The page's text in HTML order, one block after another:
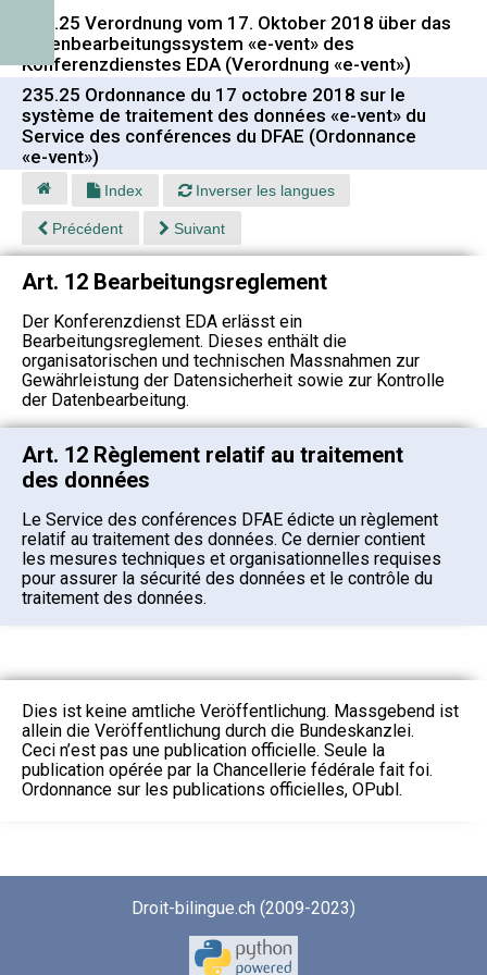
235.25 Verordnung vom 17. Oktober 2018 über das
Datenbearbeitungssystem «e-vent» des
Konferenzdienstes EDA (Verordnung «e-vent»)
235.25 Ordonnance du 17 octobre 2018 sur le
système de traitement des données «e-vent» du
Service des conférences du DFAE (Ordonnance
«e-vent»)
Index Inverser les langues
Précédent Suivant
Art. 12 Bearbeitungsreglement
Der Konferenzdienst EDA erlässt ein
Bearbeitungsreglement. Dieses enthält die
organisatorischen und technischen Massnahmen zur
Gewährleistung der Datensicherheit sowie zur Kontrolle
der Datenbearbeitung.
Art. 12 Règlement relatif au traitement
des données
Le Service des conférences DFAE édicte un règlement
relatif au traitement des données. Ce dernier contient
les mesures techniques et organisationnelles requises
pour assurer la sécurité des données et le contrôle du
traitement des données.
Dies ist keine amtliche Veröffentlichung. Massgebend ist
allein die Veröffentlichung durch die Bundeskanzlei.
Ceci n’est pas une publication officielle. Seule la
publication opérée par la Chancellerie fédérale fait foi.
Ordonnance sur les publications officielles, OPubl.
Droit-bilingue.ch (2009-2023)